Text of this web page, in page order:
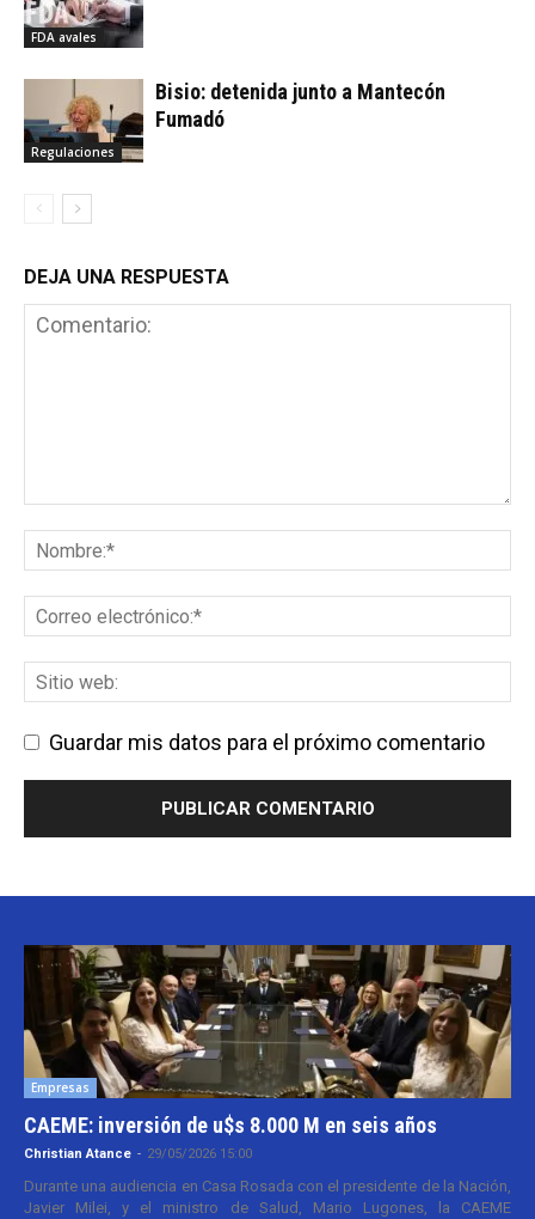
FDA avales
Regulaciones
Bisio: detenida junto a Mantecón
Fumadó
DEJA UNA RESPUESTA
Guardar mis datos para el próximo comentario
Empresas
CAEME: inversión de u$s 8.000 M en seis años
Christian Atance - 29/05/2026 15:00
Durante una audiencia en Casa Rosada con el presidente de la Nación,
Javier Milei, y el ministro de Salud, Mario Lugones, la CAEME